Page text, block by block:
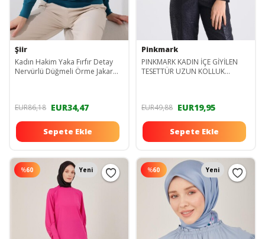
Şiir
Kadın Hakim Yaka Fırfır Detay
Nervürlü Düğmeli Örme Jakar
EUR86,18 EUR34,47
Sepete Ekle
Pinkmark
PINKMARK KADIN İÇE GİYİLEN
TESETTÜR UZUN KOLLUK
EUR49,88 EUR19,95
Sepete Ekle
%60 Yeni %60 Yeni